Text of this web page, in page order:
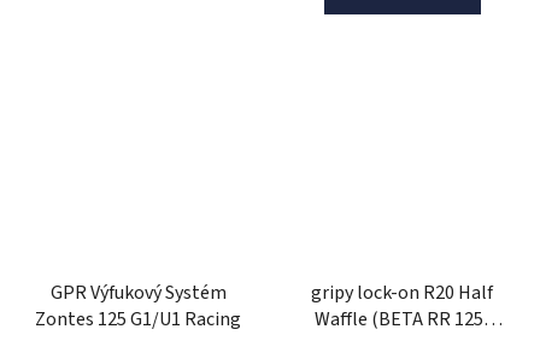
GPR Výfukový Systém
Zontes 125 G1/U1 Racing
gripy lock-on R20 Half
Waffle (BETA RR 125-